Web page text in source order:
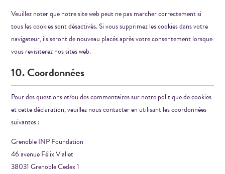
Veuillez noter que notre site web peut ne pas marcher correctement si
tous les cookies sont désactivés. Si vous supprimez les cookies dans votre
navigateur, ils seront de nouveau placés après votre consentement lorsque
vous revisiterez nos sites web.
10. Coordonnées
Pour des questions et/ou des commentaires sur notre politique de cookies
et cette déclaration, veuillez nous contacter en utilisant les coordonnées
suivantes :
Grenoble INP Foundation
46 avenue Félix Viallet
38031 Grenoble Cedex 1